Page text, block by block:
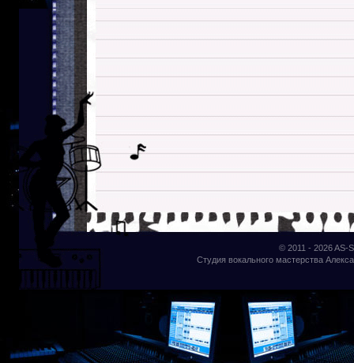
© 2011 - 2026AS-
Студия вокального мастерства